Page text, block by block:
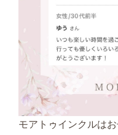
モアトゥインクルは